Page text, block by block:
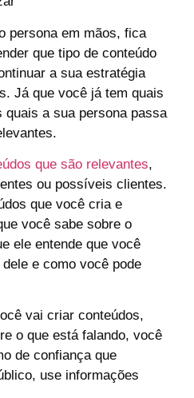
persona em mãos, fica
que tipo de conteúdo
a sua estratégia
Já que você já tem quais
quais a sua persona passa
que são relevantes,
ou possíveis clientes.
que você cria e
você sabe sobre o
ele entende que você
e como você pode
vai criar conteúdos,
o que está falando, você
de confiança que
use informações